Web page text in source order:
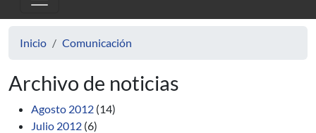
Inicio Comunicación
Archivo de noticias
Agosto 2012 (14)
Julio 2012 (6)